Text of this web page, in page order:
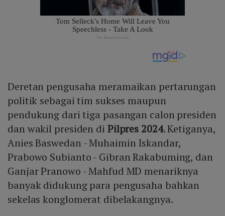
Deretan pengusaha meramaikan pertarungan
politik sebagai tim sukses maupun
pendukung dari tiga pasangan calon presiden
dan wakil presiden di Pilpres 2024. Ketiganya,
Anies Baswedan - Muhaimin Iskandar,
Prabowo Subianto - Gibran Rakabuming, dan
Ganjar Pranowo - Mahfud MD menariknya
banyak didukung para pengusaha bahkan
sekelas konglomerat dibelakangnya.